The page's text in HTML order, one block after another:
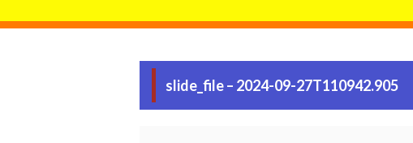
slide_file – 2024-09-27T110942.905